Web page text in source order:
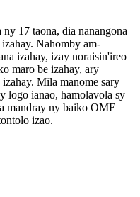
17 taona, dia nanangona
Nahomby am-
izahay, izay noraisin'ireo
maro be izahay, ary
Mila manome sary
logo ianao, hamolavola sy
mandray ny baiko OME
izao.